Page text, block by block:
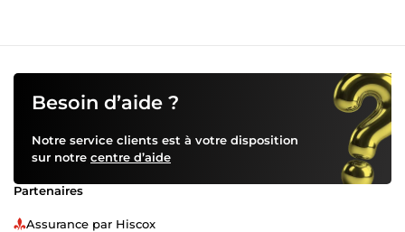
Transformer votre budget publicitaire en véritable
machine à générer des clients. Je travaille avec : ✔️ E-
commerçants ✔️ Coachs et formateurs ✔️ Entreprises
plus de visibilité, plus de prospects et plus de ventes, je
serai ravi de vous accompagner. 📩 Contactez-moi et
Besoin d’aide ?
Notre service clients est à votre disposition
sur notre centre d’aide
Partenaires
Assurance par Hiscox